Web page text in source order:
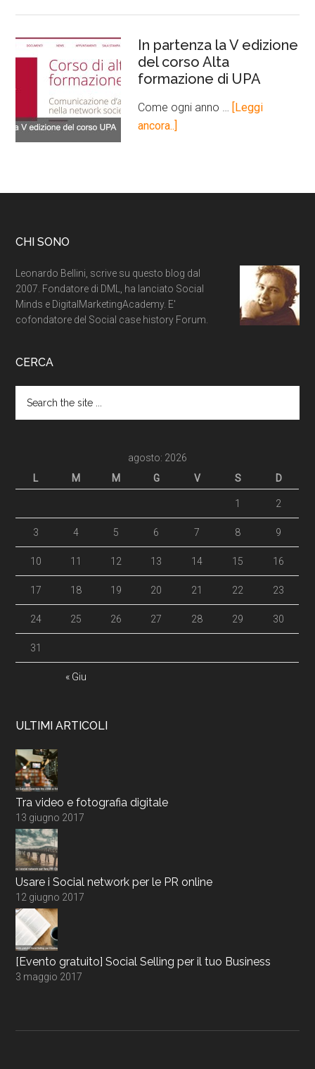
In partenza la V edizione
del corso Alta
formazione di UPA
Come ogni anno … [Leggi
ancora..]
CHI SONO
Leonardo Bellini, scrive su questo blog dal
2007. Fondatore di DML, ha lanciato Social
Minds e DigitalMarketingAcademy. E'
cofondatore del Social case history Forum.
CERCA
agosto: 2026
L
M M G V S D
« Giu
1 2
3 4 5 6 7 8 9
10 11 12 13 14 15 16
17 18 19 20 21 22 23
24 25 26 27 28 29 30
31
ULTIMI ARTICOLI
Tra video e fotografia digitale
13 giugno 2017
Usare i Social network per le PR online
12 giugno 2017
[Evento gratuito] Social Selling per il tuo Business
3 maggio 2017